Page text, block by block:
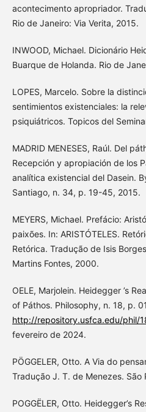
acontecimento apropriador.
Rio de Janeiro: Via Verita, 2015.
INWOOD, Michael. Dicionário
Buarque de Holanda. Rio de
LOPES, Marcelo. Sobre la
sentimientos existenciales: la
psiquiátricos. Topicos del
MADRID MENESES, Raúl. Del
Recepción y apropiación de los
analítica existencial del Dasein.
Santiago, n. 34, p. 19-45, 2015.
MEYERS, Michael. Prefácio:
paixões. In: ARISTÓTELES.
Retórica. Tradução de Isis
Martins Fontes, 2000.
OELE, Marjolein. Heidegger ’s
of Páthos. Philosophy, n. 18, p.
http://repository.usfca.edu/phil/
fevereiro de 2024.
PÖGGELER, Otto. A Via do
Tradução J. T. de Menezes. São
POGGËLER, Otto. Heidegger’s